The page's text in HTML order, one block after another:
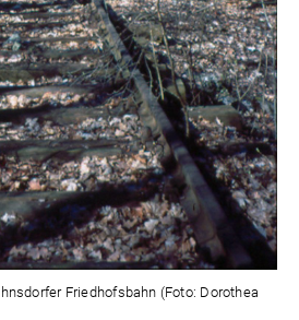
Friedhofsbahn (Foto: Dorothea